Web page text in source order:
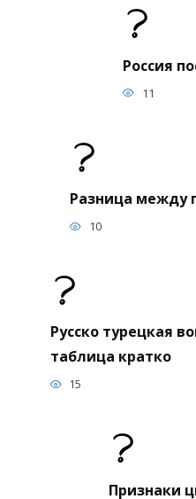
Россия
11
Разница между
10
Русско турецкая
таблица кратко
15
Признаки